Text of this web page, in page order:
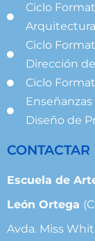
Ciclo
Ciclo
Dirección
Ciclo
Diseño de
CONTACTAR
Escuela de
León Ortega
Avda. Miss